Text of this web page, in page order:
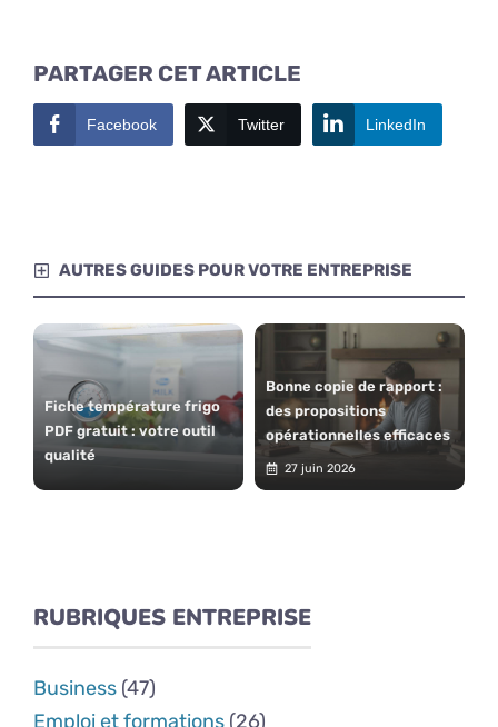
PARTAGER CET ARTICLE
Facebook Twitter LinkedIn
AUTRES GUIDES POUR VOTRE ENTREPRISE
Fiche température frigo
PDF gratuit : votre outil
qualité
Bonne copie de rapport :
des propositions
opérationnelles efficaces
27 juin 2026
RUBRIQUES ENTREPRISE
Business (47)
Emploi et formations (26)